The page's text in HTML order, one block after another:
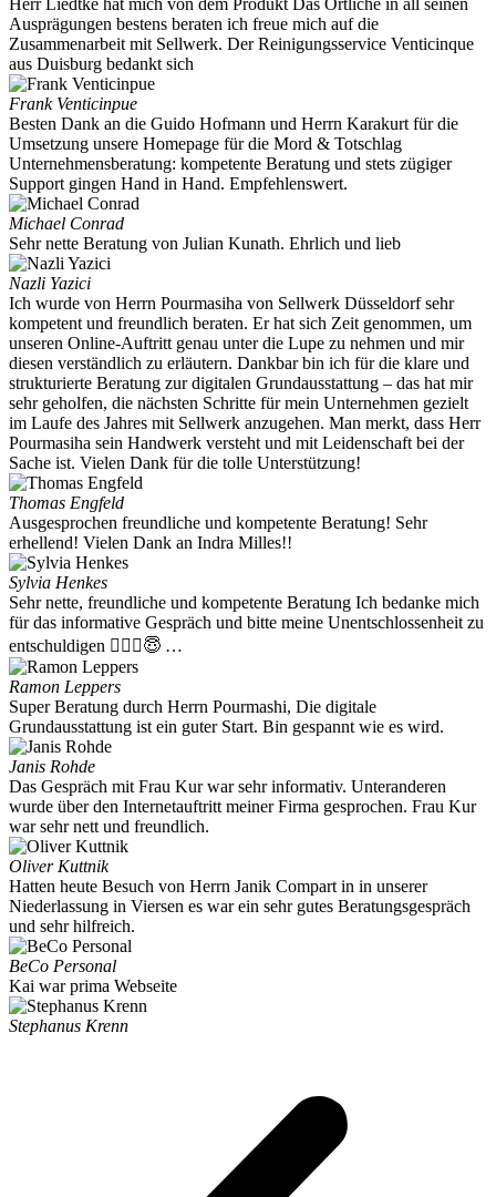
Herr Liedtke hat mich von dem Produkt Das Örtliche in all seinen
Ausprägungen bestens beraten ich freue mich auf die
Zusammenarbeit mit Sellwerk. Der Reinigungsservice Venticinque
aus Duisburg bedankt sich
Frank Venticinpue
Besten Dank an die Guido Hofmann und Herrn Karakurt für die
Umsetzung unsere Homepage für die Mord & Totschlag
Unternehmensberatung: kompetente Beratung und stets zügiger
Support gingen Hand in Hand. Empfehlenswert.
Michael Conrad
Sehr nette Beratung von Julian Kunath. Ehrlich und lieb
Nazli Yazici
Ich wurde von Herrn Pourmasiha von Sellwerk Düsseldorf sehr
kompetent und freundlich beraten. Er hat sich Zeit genommen, um
unseren Online-Auftritt genau unter die Lupe zu nehmen und mir
diesen verständlich zu erläutern. Dankbar bin ich für die klare und
strukturierte Beratung zur digitalen Grundausstattung – das hat mir
sehr geholfen, die nächsten Schritte für mein Unternehmen gezielt
im Laufe des Jahres mit Sellwerk anzugehen. Man merkt, dass Herr
Pourmasiha sein Handwerk versteht und mit Leidenschaft bei der
Sache ist. Vielen Dank für die tolle Unterstützung!
Thomas Engfeld
Ausgesprochen freundliche und kompetente Beratung! Sehr
erhellend! Vielen Dank an Indra Milles!!
Sylvia Henkes
Sehr nette, freundliche und kompetente Beratung Ich bedanke mich
für das informative Gespräch und bitte meine Unentschlossenheit zu
entschuldigen 🤷🏻‍♂️😇 …
Ramon Leppers
Super Beratung durch Herrn Pourmashi, Die digitale
Grundausstattung ist ein guter Start. Bin gespannt wie es wird.
Janis Rohde
Das Gespräch mit Frau Kur war sehr informativ. Unteranderen
wurde über den Internetauftritt meiner Firma gesprochen. Frau Kur
war sehr nett und freundlich.
Oliver Kuttnik
Hatten heute Besuch von Herrn Janik Compart in in unserer
Niederlassung in Viersen es war ein sehr gutes Beratungsgespräch
und sehr hilfreich.
BeCo Personal
Kai war prima Webseite
Stephanus Krenn